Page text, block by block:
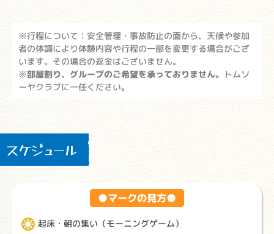
※行程について：安全管理・事故防止の面から、天候や参加
者の体調により体験内容や行程の一部を変更する場合がござ
います。その場合の返金はございません。
※部屋割り、グループのご希望を承っておりません。 トムソ
ーヤクラブに一任ください。
スケジュール
●マークの見方●
起床・朝の集い（モーニングゲーム）